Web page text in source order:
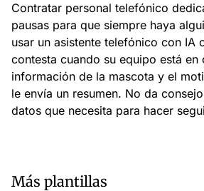
Contratar personal telefónico
pausas para que siempre haya
usar un asistente telefónico con IA
contesta cuando su equipo está en
información de la mascota y el
le envía un resumen. No da
datos que necesita para hacer
Más plantillas